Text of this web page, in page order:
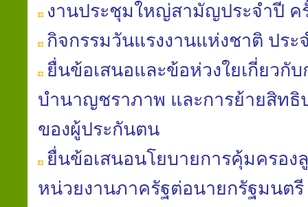
งานประชุมใหญ่สามัญประจำปี ค
กิจกรรมวันแรงงานแห่งชาติ ประ
ยื่นข้อเสนอและข้อห่วงใยเกี่ยวกั
บำนาญชราภาพ และการย้ายสิท
ของผู้ประกันตน
ยื่นข้อเสนอนโยบายการคุ้มครอง
หน่วยงานภาครัฐต่อนายกรัฐมนตรี